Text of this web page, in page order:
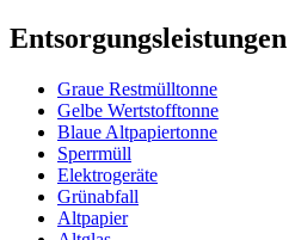
Entsorgungsleistungen
Graue Restmülltonne
Gelbe Wertstofftonne
Blaue Altpapiertonne
Sperrmüll
Elektrogeräte
Grünabfall
Altpapier